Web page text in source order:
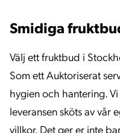
Smidiga
Välj ett fruktbud i
Som ett Auktoriserat
hygien och hantering.
leveransen sköts av vår